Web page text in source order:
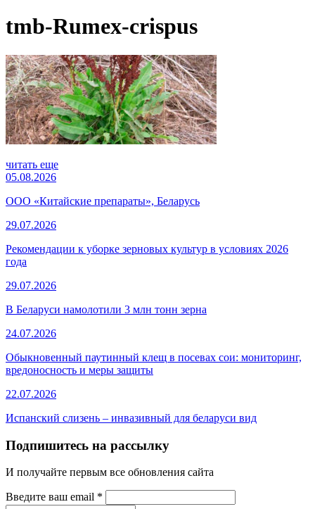
tmb-Rumex-crispus
читать еще
05.08.2026
ООО «Китайские препараты», Беларусь
29.07.2026
Рекомендации к уборке зерновых культур в условиях 2026
года
29.07.2026
В Беларуси намолотили 3 млн тонн зерна
24.07.2026
Обыкновенный паутинный клещ в посевах сои: мониторинг,
вредоносность и меры защиты
22.07.2026
Испанский слизень – инвазивный для беларуси вид
Подпишитесь на рассылку
И получайте первым все обновления сайта
Введите ваш email *